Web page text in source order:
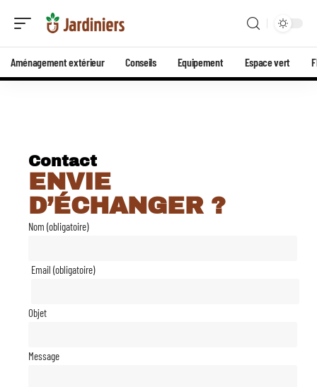
Aménagement extérieur Conseils Equipement Espace vert
Contact
ENVIE
D’ÉCHANGER ?
Nom (obligatoire)
Email (obligatoire)
Objet
Message